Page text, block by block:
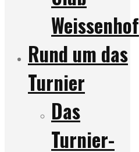
Weissenhof
Rund um das
Turnier
Das
Turnier-